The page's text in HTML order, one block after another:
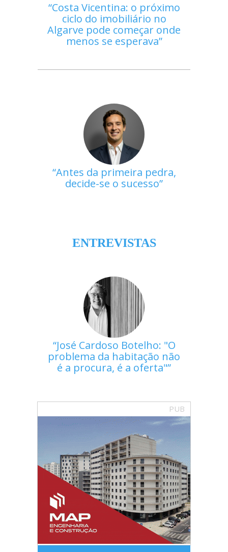
Costa Vicentina: o próximo
ciclo do imobiliário no
Algarve pode começar onde
menos se esperava
Antes da primeira pedra,
decide-se o sucesso
ENTREVISTAS
José Cardoso Botelho: "O
problema da habitação não
é a procura, é a oferta"
PUB